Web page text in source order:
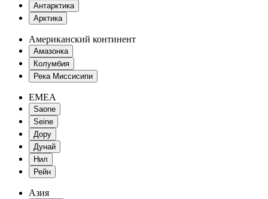
Антарктика
Арктика
Американский континент
Амазонка
Колумбия
Река Миссисипи
EMEA
Saone
Seine
Дору
Дунай
Нил
Рейн
Азия